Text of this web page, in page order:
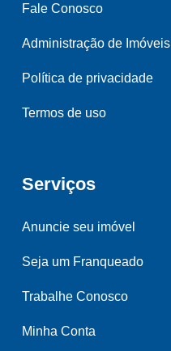
Fale Conosco
Administração de Imóveis
Política de privacidade
Termos de uso
Serviços
Anuncie seu imóvel
Seja um Franqueado
Trabalhe Conosco
Minha Conta